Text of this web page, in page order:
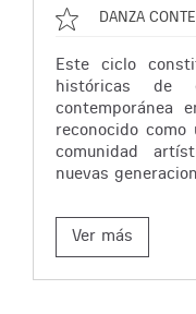
DANZA
Este ciclo
históricas de
contemporánea
reconocido
comunidad
nuevas
Ver más